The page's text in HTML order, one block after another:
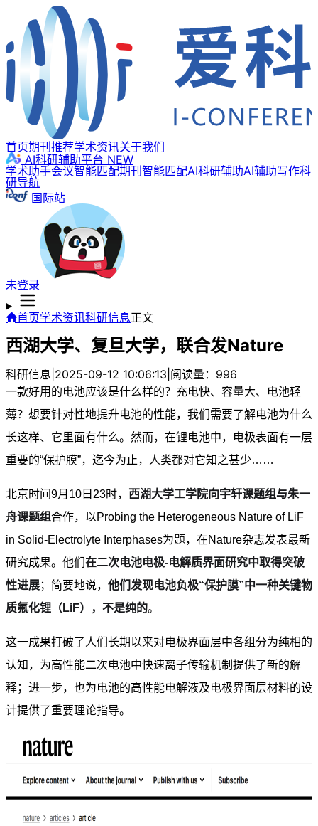
首页期刊推荐学术资讯关于我们
AI科研辅助平台 NEW
学术助手会议智能匹配期刊智能匹配AI科研辅助AI辅助写作科
研导航
国际站
未登录
首页学术资讯科研信息正文
西湖大学、复旦大学，联合发Nature
科研信息 2025-09-12 10:06:13 阅读量：996
一款好用的电池应该是什么样的？充电快、容量大、电池轻
薄？想要针对性地提升电池的性能，我们需要了解电池为什么
长这样、它里面有什么。然而，在锂电池中，电极表面有一层
重要的“保护膜”，迄今为止，人类都对它知之甚少……
北京时间9月10日23时， 西湖大学工学院向宇轩课题组与朱一
舟课题组合作，以Probing the Heterogeneous Nature of LiF
in Solid-Electrolyte Interphases为题，在Nature杂志发表最新
研究成果。他们 在二次电池电极-电解质界面研究中取得突破
性进展；简要地说， 他们发现电池负极“保护膜”中一种关键物
质氟化锂（LiF），不是纯的。
这一成果打破了人们长期以来对电极界面层中各组分为纯相的
认知，为高性能二次电池中快速离子传输机制提供了新的解
释；进一步，也为电池的高性能电解液及电极界面层材料的设
计提供了重要理论指导。